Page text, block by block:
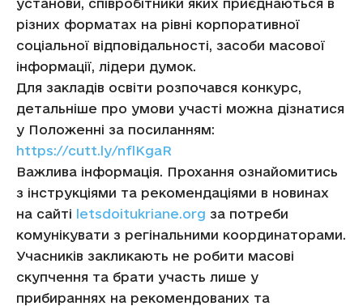
установи, співробітники яких приєднаються в
різних форматах на рівні корпоративної
соціальної відповідальності, засоби масової
інформації, лідери думок.
Для закладів освіти розпочався конкурс,
детальніше про умови участі можна дізнатися
у Положенні за посиланням:
https://cutt.ly/nflKgaR
Важлива інформація. Прохання ознайомитись
з інструкціями та рекомендаціями в новинах
на сайті letsdoitukriane.org за потреби
комунікувати з регінальними координаторами.
Учасників закликають не робити масові
скупчення та брати участь лише у
прибираннях на рекомендованих та